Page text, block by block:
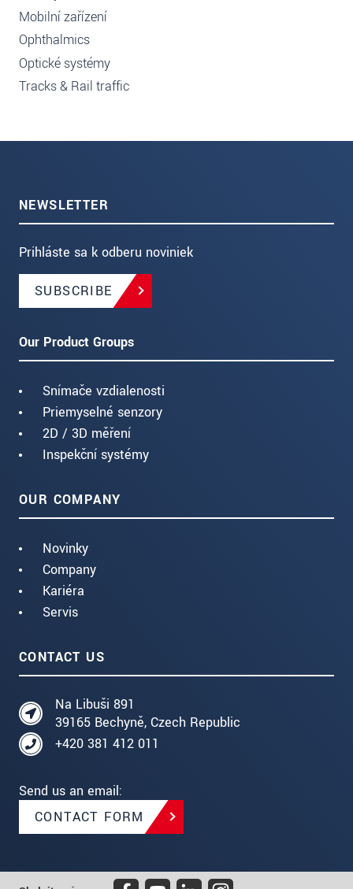
Mobilní zařízení
Ophthalmics
Optické systémy
Tracks & Rail traffic
NEWSLETTER
Prihláste sa k odberu noviniek
SUBSCRIBE
Our Product Groups
Snímače vzdialenosti
Priemyselné senzory
2D / 3D měření
Inspekční systémy
OUR COMPANY
Novinky
Company
Kariéra
Servis
CONTACT US
Na Libuši 891
39165 Bechyně, Czech Republic
+420 381 412 011
Send us an email:
CONTACT FORM